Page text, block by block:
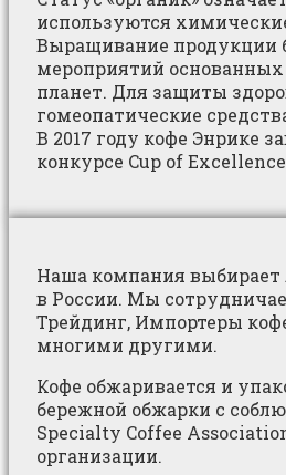
используются
Выращивание продукции
мероприятий
планет. Для защиты
гомеопатические
В 2017 году кофе Энрике
конкурсе Cup of
Наша компания выбирает
в России. Мы
Трейдинг, Импортеры
многими другими.
Кофе обжаривается и
бережной обжарки с
Specialty Coffee
организации.